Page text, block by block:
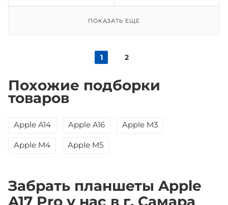
ПОКАЗАТЬ ЕЩЕ
1 2
Похожие подборки
товаров
Apple A14 Apple A16 Apple M3
Apple M4 Apple M5
Забрать планшеты Apple
A17 Pro у нас в г. Самара